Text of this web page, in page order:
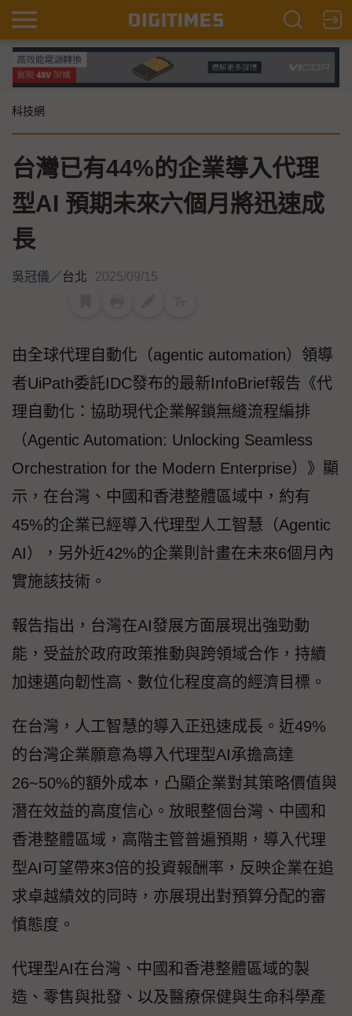
科技網
台灣已有44%的企業導入代理
型AI 預期未來六個月將迅速成
長
吳冠儀／台北 2025/09/15
由全球代理自動化（agentic automation）領導
者UiPath委託IDC發布的最新InfoBrief報告《代
理自動化：協助現代企業解鎖無縫流程編排
（Agentic Automation: Unlocking Seamless
Orchestration for the Modern Enterprise）》顯
示，在台灣、中國和香港整體區域中，約有
45%的企業已經導入代理型人工智慧（Agentic
AI），另外近42%的企業則計畫在未來6個月內
實施該技術。
報告指出，台灣在AI發展方面展現出強勁動
能，受益於政府政策推動與跨領域合作，持續
加速邁向韌性高、數位化程度高的經濟目標。
在台灣，人工智慧的導入正迅速成長。近49%
的台灣企業願意為導入代理型AI承擔高達
26~50%的額外成本，凸顯企業對其策略價值與
潛在效益的高度信心。放眼整個台灣、中國和
香港整體區域，高階主管普遍預期，導入代理
型AI可望帶來3倍的投資報酬率，反映企業在追
求卓越績效的同時，亦展現出對預算分配的審
慎態度。
代理型AI在台灣、中國和香港整體區域的製
造、零售與批發、以及醫療保健與生命科學產